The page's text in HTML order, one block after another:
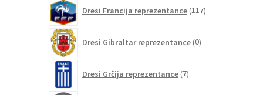
Dresi Francija reprezentance 117izdelkov
Dresi Gibraltar reprezentance 0izdelkov
Dresi Grčija reprezentance 7izdelkov